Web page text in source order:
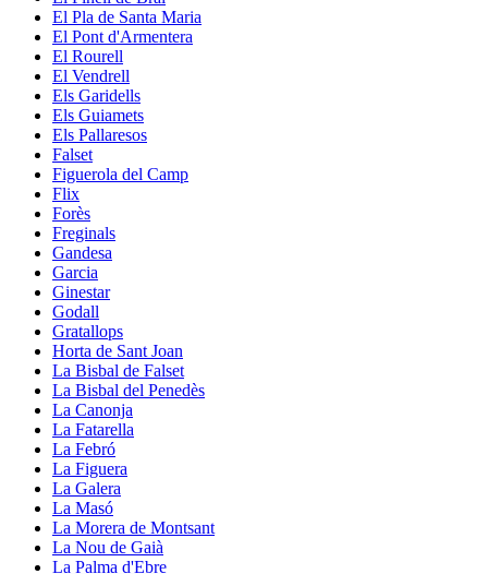
El Pla de Santa Maria
El Pont d'Armentera
El Rourell
El Vendrell
Els Garidells
Els Guiamets
Els Pallaresos
Falset
Figuerola del Camp
Flix
Forès
Freginals
Gandesa
Garcia
Ginestar
Godall
Gratallops
Horta de Sant Joan
La Bisbal de Falset
La Bisbal del Penedès
La Canonja
La Fatarella
La Febró
La Figuera
La Galera
La Masó
La Morera de Montsant
La Nou de Gaià
La Palma d'Ebre